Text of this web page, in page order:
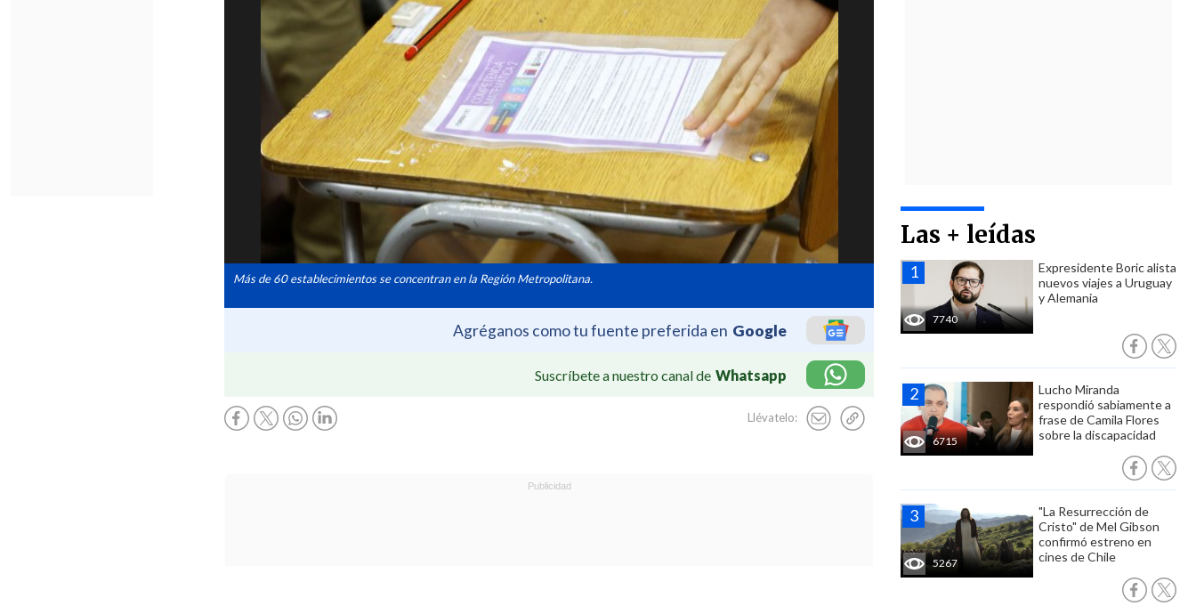
Más de 60 establecimientos se concentran en la Región Metropolitana.
Agréganos como tu fuente preferida en Google
Suscríbete a nuestro canal de Whatsapp
Llévatelo:
Las + leídas
7740
Expresidente Boric alista
nuevos viajes a Uruguay
y Alemania
6715
Lucho Miranda
respondió sabiamente a
frase de Camila Flores
sobre la discapacidad
5267
"La Resurrección de
Cristo" de Mel Gibson
confirmó estreno en
cines de Chile